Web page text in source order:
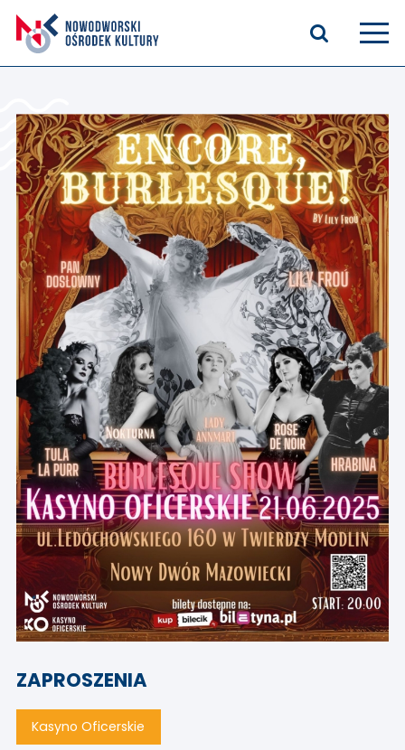
Kasyno Oficerskie
Kino
Bilety
Zajęcia stałe
Kontakt
O nas
ZAPROSZENIA
Kasyno Oficerskie